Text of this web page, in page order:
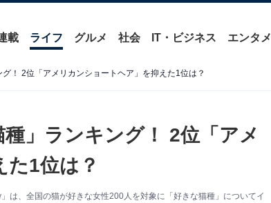
載 ライフ グルメ 社会 IT・ビジネス エンタメ
！ 2位「アメリカンショートヘア」を抑えた1位は？
」ランキング！ 2位「アメ
た1位は？
は、全国の猫が好きな女性200人を対象に「好きな猫種」についてイ